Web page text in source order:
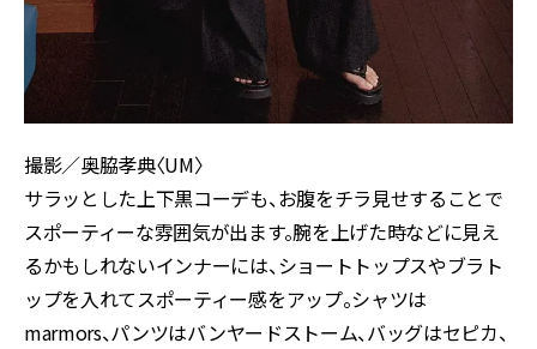
撮影／奥脇孝典〈UM〉
サラッとした上下黒コーデも、お腹をチラ見せすることで
スポーティーな雰囲気が出ます。腕を上げた時などに見え
るかもしれないインナーには、ショートトップスやブラト
ップを入れてスポーティー感をアップ。シャツは
marmors、パンツはバンヤードストーム、バッグはセピカ、